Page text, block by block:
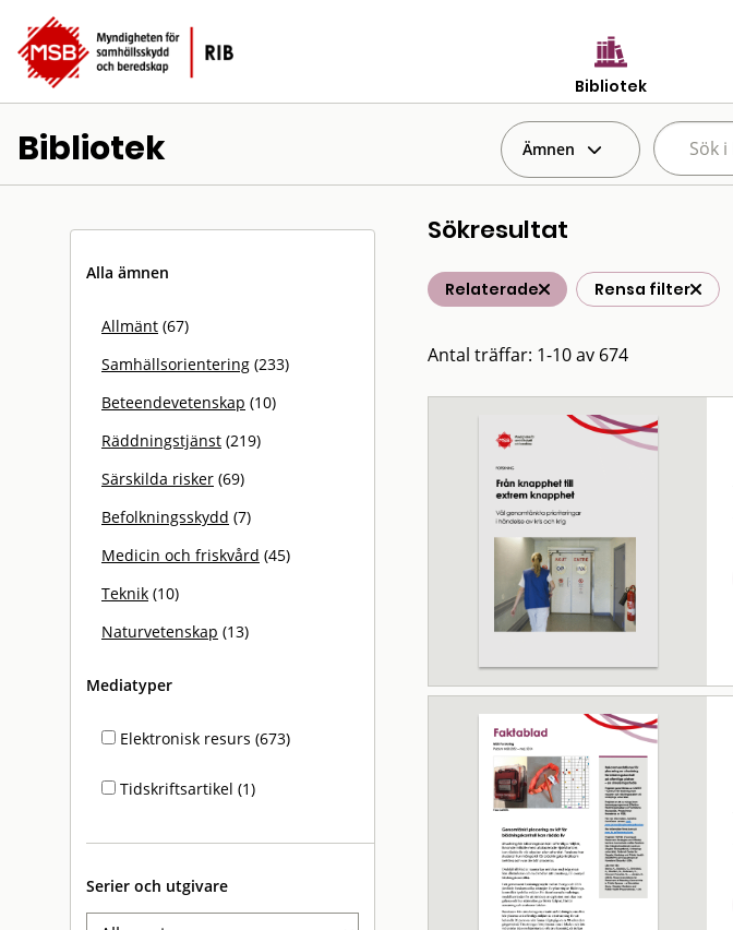
Bibliotek
Bibliotek Ämnen
Alla ämnen
Allmänt (67)
Samhällsorientering (233)
Beteendevetenskap (10)
Räddningstjänst (219)
Särskilda risker (69)
Befolkningsskydd (7)
Medicin och friskvård (45)
Teknik (10)
Naturvetenskap (13)
Mediatyper
Elektronisk resurs (673)
Tidskriftsartikel (1)
Serier och utgivare
Sökresultat
Relaterade Rensa filter
Antal träffar: 1-10 av 674